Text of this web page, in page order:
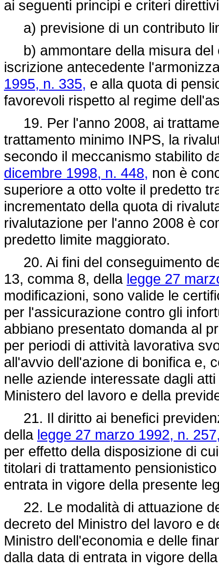
ai seguenti principi e criteri
a) previsione di un contributo
b) ammontare della misura del
iscrizione antecedente
1995, n. 335, e alla quota di
favorevoli rispetto al regime
19. Per l'anno 2008, ai
trattamento minimo INPS, la
secondo il meccanismo stabilito
dicembre 1998, n. 448, non è
superiore a otto volte il predetto
incrementato della quota di
rivalutazione per l'anno 2008 è
predetto limite maggiorato.
20. Ai fini del conseguimento
13, comma 8, della legge 27
modificazioni, sono valide le
per l'assicurazione contro gli
abbiano presentato domanda al
per periodi di attività lavorativa
all'avvio dell'azione di bonifica e,
nelle aziende interessate dagli
Ministero del lavoro e della
21. Il diritto ai benefici
della legge 27 marzo 1992, n.
per effetto della disposizione di
titolari di trattamento
entrata in vigore della presente
22. Le modalità di attuazione
decreto del Ministro del lavoro e
Ministro dell'economia e delle
dalla data di entrata in vigore